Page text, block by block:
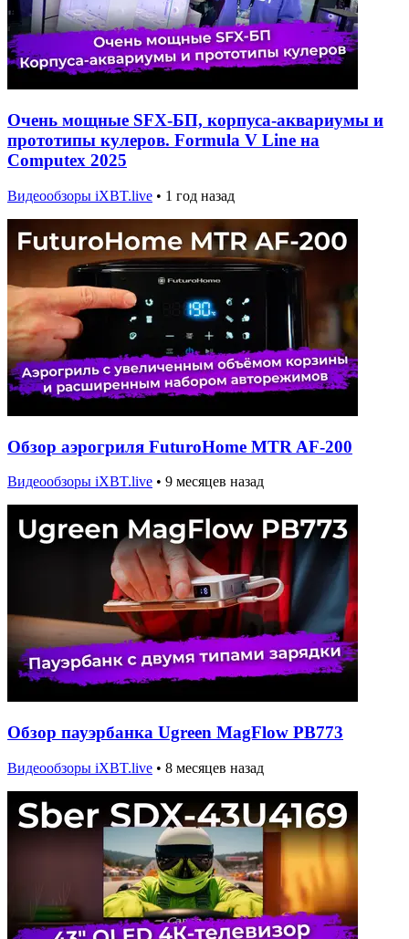
Очень мощные SFX-БП, корпуса-аквариумы и
прототипы кулеров. Formula V Line на
Computex 2025
Видеообзоры iXBT.live • 1 год назад
Обзор аэрогриля FuturoHome MTR AF-200
Видеообзоры iXBT.live • 9 месяцев назад
Обзор пауэрбанка Ugreen MagFlow PB773
Видеообзоры iXBT.live • 8 месяцев назад